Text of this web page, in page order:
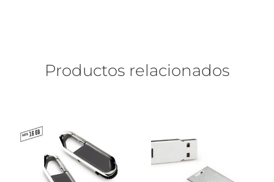
Productos relacionados